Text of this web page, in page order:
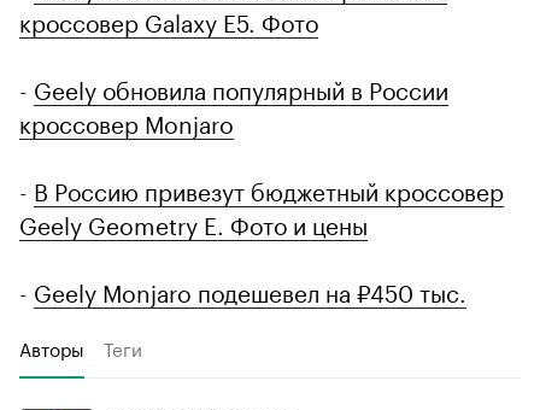
кроссовер Galaxy E5. Фото
- Geely обновила популярный в России
кроссовер Monjaro
- В Россию привезут бюджетный кроссовер
Geely Geometry E. Фото и цены
- Geely Monjaro подешевел на ₽450 тыс.
Авторы Теги